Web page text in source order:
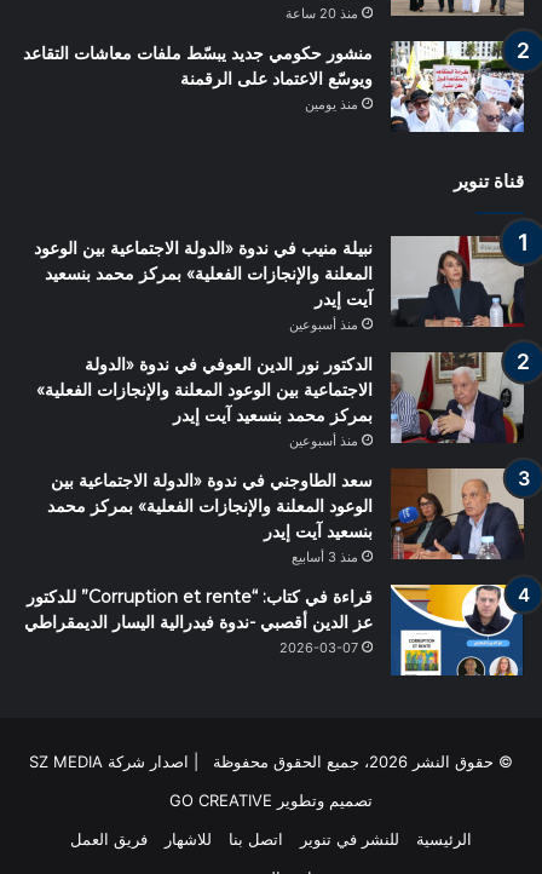
منذ 20 ساعة
منشور حكومي جديد يبسّط ملفات معاشات التقاعد
ويوسّع الاعتماد على الرقمنة
منذ يومين
قناة تنوير
نبيلة منيب في ندوة «الدولة الاجتماعية بين الوعود
المعلنة والإنجازات الفعلية» بمركز محمد بنسعيد
آيت إيدر
منذ أسبوعين
الدكتور نور الدين العوفي في ندوة «الدولة
الاجتماعية بين الوعود المعلنة والإنجازات الفعلية»
بمركز محمد بنسعيد آيت إيدر
منذ أسبوعين
سعد الطاوجني في ندوة «الدولة الاجتماعية بين
الوعود المعلنة والإنجازات الفعلية» بمركز محمد
بنسعيد آيت إيدر
منذ 3 أسابيع
قراءة في كتاب: “Corruption et rente” للدكتور
عز الدين أقصبي -ندوة فيدرالية اليسار الديمقراطي
2026-03-07
© حقوق النشر 2026، جميع الحقوق محفوظة | اصدار شركة SZ MEDIA
تصميم وتطوير GO CREATIVE
الرئيسية
للنشر في تنوير اتصل بنا للاشهار
فريق العمل